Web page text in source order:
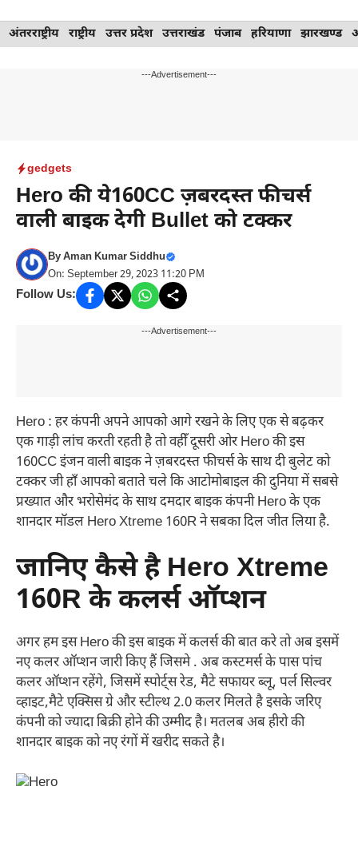
Skip
to
अंतरराष्ट्रीय राष्ट्रीय उत्तर प्रदेश उत्तराखंड पंजाब हरियाणा झारखण्ड
---Advertisement---
gedgets
Hero की ये160CC ज़बरदस्त फीचर्स
वाली बाइक देगी Bullet को टक्कर
ByAman Kumar Siddhu
On: September 29, 2023 11:20 PM
Follow Us:
---Advertisement---
Hero : हर कंपनी अपने आपको आगे रखने के लिए एक से बढ़कर
एक गाड़ी लांच करती रहती है तो वहीँ दूसरी ओर Hero की इस
160CC इंजन वाली बाइक ने ज़बरदस्त फीचर्स के साथ दी बुलेट को
टक्कर जी हाँ आपको बताते चले कि आटोमोबाइल की दुनिया में सबसे
प्रख्यात और भरोसेमंद के साथ दमदार बाइक कंपनी Hero के एक
शानदार मॉडल Hero Xtreme 160R ने सबका दिल जीत लिया है.
जानिए कैसे है Hero Xtreme
160R के कलर्स ऑप्शन
अगर हम इस Hero की इस बाइक में कलर्स की बात करे तो अब इसमें
नए कलर ऑप्शन जारी किए हैं जिसमे . अब कस्टमर्स के पास पांच
कलर ऑप्शन रहेंगे, जिसमें स्पोर्ट्स रेड, मैटे सफायर ब्लू, पर्ल सिल्वर
व्हाइट,मैटे एक्सिस ग्रे और स्टील्थ 2.0 कलर मिलते है इसके जरिए
कंपनी को ज्यादा बिक्री होने की उम्मीद है। मतलब अब हीरो की
शानदार बाइक को नए रंगों में खरीद सकते है।